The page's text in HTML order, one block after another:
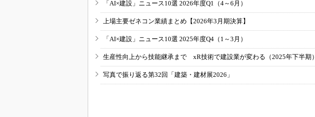
「AI×建設」ニュース10選 2026年度Q1（4～6月）
上場主要ゼネコン業績まとめ【2026年3月期決算】
「AI×建設」ニュース10選 2025年度Q4（1～3月）
生産性向上から技能継承まで xR技術で建設業が変わる（2025年下半期）
写真で振り返る第32回「建築・建材展2026」